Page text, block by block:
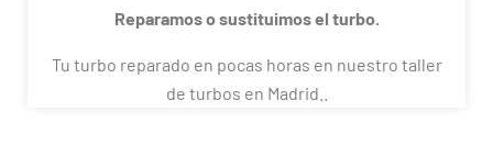
Reparamos o sustituimos el turbo.
Tu turbo reparado en pocas horas en nuestro taller
de turbos en Madrid..